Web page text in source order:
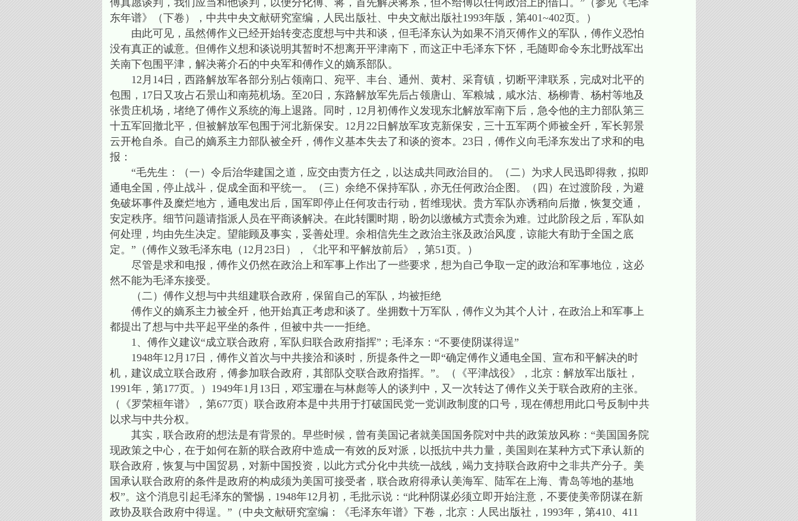
傅真愿谈判，我们应当和他谈判，以便分化傅、蒋，首先解决蒋系，但不给傅以任何政治上的借口。”（参见《毛泽
东年谱》（下卷），中共中央文献研究室编，人民出版社、中央文献出版社1993年版，第401~402页。）
由此可见，虽然傅作义已经开始转变态度想与中共和谈，但毛泽东认为如果不消灭傅作义的军队，傅作义恐怕
没有真正的诚意。但傅作义想和谈说明其暂时不想离开平津南下，而这正中毛泽东下怀，毛随即命令东北野战军出
关南下包围平津，解决蒋介石的中央军和傅作义的嫡系部队。
12月14日，西路解放军各部分别占领南口、宛平、丰台、通州、黄村、采育镇，切断平津联系，完成对北平的
包围，17日又攻占石景山和南苑机场。至20日，东路解放军先后占领唐山、军粮城，咸水沽、杨柳青、杨村等地及
张贵庄机场，堵绝了傅作义系统的海上退路。同时，12月初傅作义发现东北解放军南下后，急令他的主力部队第三
十五军回撤北平，但被解放军包围于河北新保安。12月22日解放军攻克新保安，三十五军两个师被全歼，军长郭景
云开枪自杀。自己的嫡系主力部队被全歼，傅作义基本失去了和谈的资本。23日，傅作义向毛泽东发出了求和的电
报：
“毛先生：（一）令后治华建国之道，应交由责方任之，以达成共同政治目的。（二）为求人民迅即得救，拟即
通电全国，停止战斗，促成全面和平统一。（三）余绝不保持军队，亦无任何政治企图。（四）在过渡阶段，为避
免破坏事件及糜烂地方，通电发出后，国军即停止任何攻击行动，哲维现状。贵方军队亦诱稍向后撤，恢复交通，
安定秩序。细节问题请指派人员在平商谈解决。在此转圜时期，盼勿以缴械方式责余为难。过此阶段之后，军队如
何处理，均由先生决定。望能顾及事实，妥善处理。余相信先生之政治主张及政治风度，谅能大有助于全国之底
定。”（傅作义致毛泽东电（12月23日），《北平和平解放前后》，第51页。）
尽管是求和电报，傅作义仍然在政治上和军事上作出了一些要求，想为自己争取一定的政治和军事地位，这必
然不能为毛泽东接受。
（二）傅作义想与中共组建联合政府，保留自己的军队，均被拒绝
傅作义的嫡系主力被全歼，他开始真正考虑和谈了。坐拥数十万军队，傅作义为其个人计，在政治上和军事上
都提出了想与中共平起平坐的条件，但被中共一一拒绝。
1、傅作义建议“成立联合政府，军队归联合政府指挥”；毛泽东：“不要使阴谋得逞”
1948年12月17日，傅作义首次与中共接洽和谈时，所提条件之一即“确定傅作义通电全国、宣布和平解决的时
机，建议成立联合政府，傅参加联合政府，其部队交联合政府指挥。”。（《平津战役》，北京：解放军出版社，
1991年，第177页。）1949年1月13日，邓宝珊在与林彪等人的谈判中，又一次转达了傅作义关于联合政府的主张。
（《罗荣桓年谱》，第677页）联合政府本是中共用于打破国民党一党训政制度的口号，现在傅想用此口号反制中共
以求与中共分权。
其实，联合政府的想法是有背景的。早些时候，曾有美国记者就美国国务院对中共的政策放风称：“美国国务院
现政策之中心，在于如何在新的联合政府中造成一有效的反对派，以抵抗中共力量，美国则在某种方式下承认新的
联合政府，恢复与中国贸易，对新中国投资，以此方式分化中共统一战线，竭力支持联合政府中之非共产分子。美
国承认联合政府的条件是政府的构成须为美国可接受者，联合政府得承认美海军、陆军在上海、青岛等地的基地
权”。这个消息引起毛泽东的警惕，1948年12月初，毛批示说：“此种阴谋必须立即开始注意，不要使美帝阴谋在新
政协及联合政府中得逞。”（中央文献研究室编：《毛泽东年谱》下卷，北京：人民出版社，1993年，第410、411